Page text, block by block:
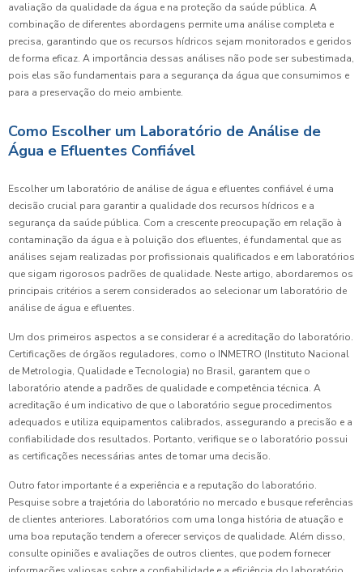
avaliação da qualidade da água e na proteção da saúde pública. A
combinação de diferentes abordagens permite uma análise completa e
precisa, garantindo que os recursos hídricos sejam monitorados e geridos
de forma eficaz. A importância dessas análises não pode ser subestimada,
pois elas são fundamentais para a segurança da água que consumimos e
para a preservação do meio ambiente.
Como Escolher um Laboratório de Análise de
Água e Efluentes Confiável
Escolher um laboratório de análise de água e efluentes confiável é uma
decisão crucial para garantir a qualidade dos recursos hídricos e a
segurança da saúde pública. Com a crescente preocupação em relação à
contaminação da água e à poluição dos efluentes, é fundamental que as
análises sejam realizadas por profissionais qualificados e em laboratórios
que sigam rigorosos padrões de qualidade. Neste artigo, abordaremos os
principais critérios a serem considerados ao selecionar um laboratório de
análise de água e efluentes.
Um dos primeiros aspectos a se considerar é a acreditação do laboratório.
Certificações de órgãos reguladores, como o INMETRO (Instituto Nacional
de Metrologia, Qualidade e Tecnologia) no Brasil, garantem que o
laboratório atende a padrões de qualidade e competência técnica. A
acreditação é um indicativo de que o laboratório segue procedimentos
adequados e utiliza equipamentos calibrados, assegurando a precisão e a
confiabilidade dos resultados. Portanto, verifique se o laboratório possui
as certificações necessárias antes de tomar uma decisão.
Outro fator importante é a experiência e a reputação do laboratório.
Pesquise sobre a trajetória do laboratório no mercado e busque referências
de clientes anteriores. Laboratórios com uma longa história de atuação e
uma boa reputação tendem a oferecer serviços de qualidade. Além disso,
consulte opiniões e avaliações de outros clientes, que podem fornecer